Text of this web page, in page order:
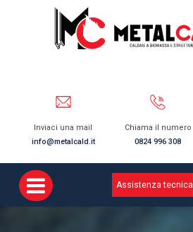
Chiama il numero
0824 996 308
Inviaci una mail
info@metalcald.it
Assistenza tecnica